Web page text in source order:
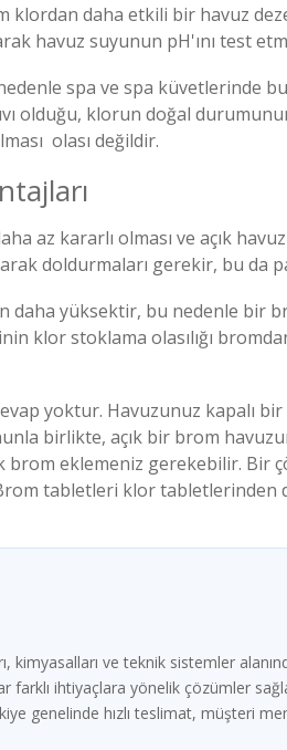
klordan daha etkili bir havuz
havuz suyunun pH'ını test
spa ve spa
olduğu, klorun doğal
olası değildir.
az kararlı olması ve açık
doldurmaları gerekir, bu da
yüksektir, bu nedenle bir
klor stoklama olasılığı
yoktur. Havuzunuz kapalı
birlikte, açık bir brom
brom eklemeniz gerekebilir.
tabletleri klor tabletlerinden
kimyasalları ve teknik sistemler
farklı ihtiyaçlara yönelik çözümler
genelinde hızlı teslimat, müşteri